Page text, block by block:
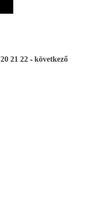
20 21 22 - következő